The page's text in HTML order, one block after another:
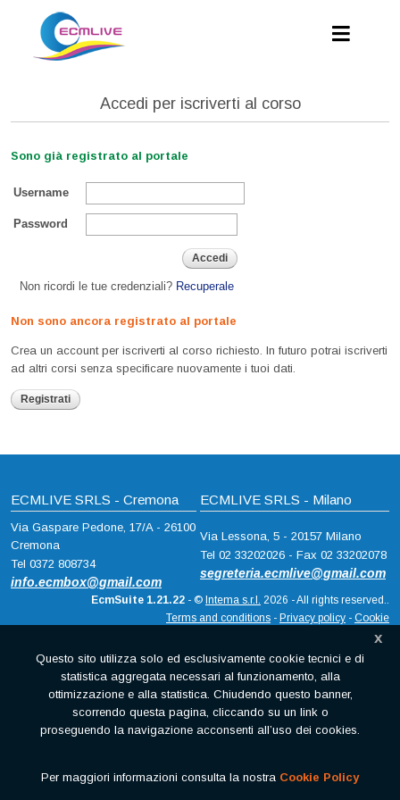
Accedi per iscriverti al corso
Sono già registrato al portale
Username
Password
Accedi
Non ricordi le tue credenziali? Recuperale
Non sono ancora registrato al portale
Crea un account per iscriverti al corso richiesto. In futuro potrai iscriverti
ad altri corsi senza specificare nuovamente i tuoi dati.
Registrati
ECMLIVE SRLS - Cremona ECMLIVE SRLS - Milano
Via Gaspare Pedone, 17/A - 26100
Cremona
Tel 0372 808734
info.ecmbox@gmail.com
Via Lessona, 5 - 20157 Milano
Tel 02 33202026 - Fax 02 33202078
segreteria.ecmlive@gmail.com
EcmSuite 1.21.22 - © Intema s.r.l. 2026 - All rights reserved..
Terms and conditions - Privacy policy - Cookie
Questo sito utilizza solo ed esclusivamente cookie tecnici e di
statistica aggregata necessari al funzionamento, alla
ottimizzazione e alla statistica. Chiudendo questo banner,
scorrendo questa pagina, cliccando su un link o
proseguendo la navigazione acconsenti all’uso dei cookies.
Per maggiori informazioni consulta la nostra Cookie Policy
x